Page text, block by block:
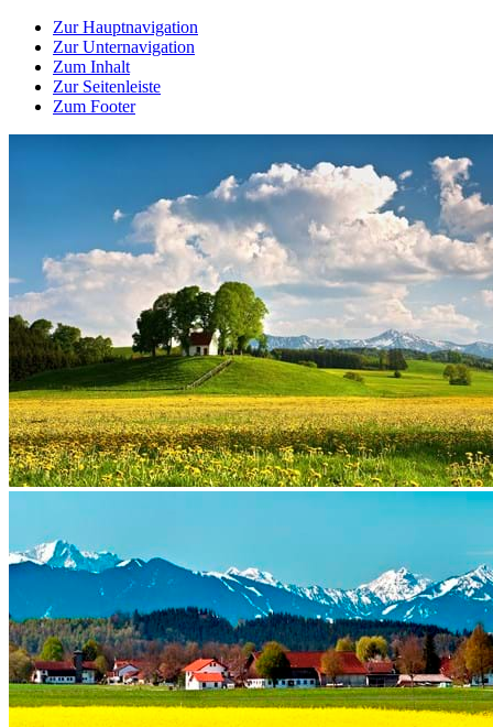
Zur Hauptnavigation
Zur Unternavigation
Zum Inhalt
Zur Seitenleiste
Zum Footer